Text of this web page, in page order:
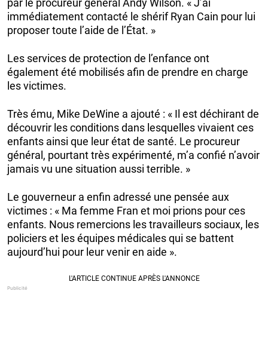
par le procureur général Andy Wilson. « J’ai
immédiatement contacté le shérif Ryan Cain pour lui
proposer toute l’aide de l’État. »
Les services de protection de l’enfance ont
également été mobilisés afin de prendre en charge
les victimes.
Très ému, Mike DeWine a ajouté : « Il est déchirant de
découvrir les conditions dans lesquelles vivaient ces
enfants ainsi que leur état de santé. Le procureur
général, pourtant très expérimenté, m’a confié n’avoir
jamais vu une situation aussi terrible. »
Le gouverneur a enfin adressé une pensée aux
victimes : « Ma femme Fran et moi prions pour ces
enfants. Nous remercions les travailleurs sociaux, les
policiers et les équipes médicales qui se battent
aujourd’hui pour leur venir en aide ».